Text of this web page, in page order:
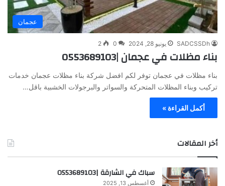
عجمان
SADCSSDh يونيو 28, 2024 0
2
بناء مظلات في عجمان |0553689103
بناء مظلات في عجمان توفر لكم افضل شركة بناء مظلات عجمان خدمات
تركيب وبناء المظلات المتحركة والسواتر والبرجولات الخشبية باقل…
أكمل القراءة »
أخر المقالات
سباك في الشارقة |0553689103
أغسطس 13, 2025